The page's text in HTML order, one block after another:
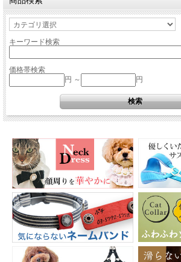
キーワード検索
価格帯検索
円 ～
円